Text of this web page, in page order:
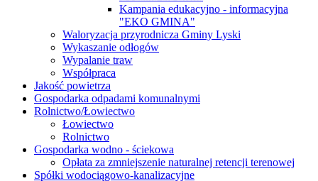
Kampania edukacyjno - informacyjna
"EKO GMINA"
Waloryzacja przyrodnicza Gminy Lyski
Wykaszanie odłogów
Wypalanie traw
Współpraca
Jakość powietrza
Gospodarka odpadami komunalnymi
Rolnictwo/Łowiectwo
Łowiectwo
Rolnictwo
Gospodarka wodno - ściekowa
Opłata za zmniejszenie naturalnej retencji terenowej
Spółki wodociągowo-kanalizacyjne